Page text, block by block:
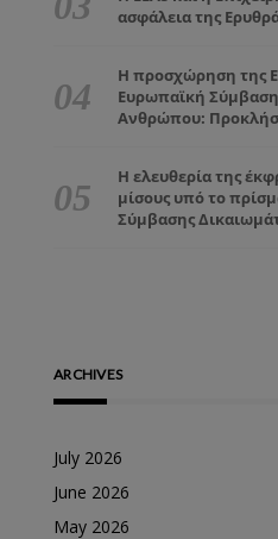
ασφάλεια της
Η προσχώρηση της
Ευρωπαϊκή
Ανθρώπου:
Η ελευθερία της
μίσους υπό το
Σύμβασης
ARCHIVES
July 2026
June 2026
May 2026